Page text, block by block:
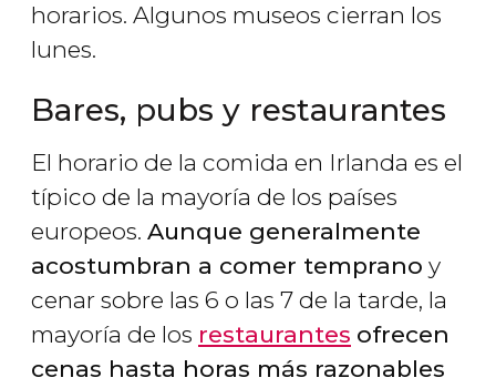
horarios. Algunos museos cierran los
lunes.
Bares, pubs y restaurantes
El horario de la comida en Irlanda es el
típico de la mayoría de los países
europeos. Aunque generalmente
acostumbran a comer temprano y
cenar sobre las 6 o las 7 de la tarde, la
mayoría de los restaurantes ofrecen
cenas hasta horas más razonables